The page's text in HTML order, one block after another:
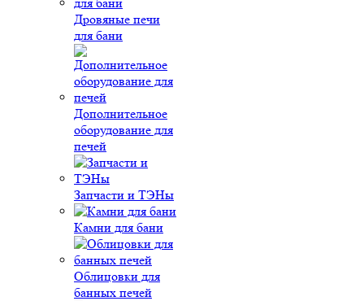
Дровяные печи
для бани
Дополнительное
оборудование для
печей
Запчасти и ТЭНы
Камни для бани
Облицовки для
банных печей